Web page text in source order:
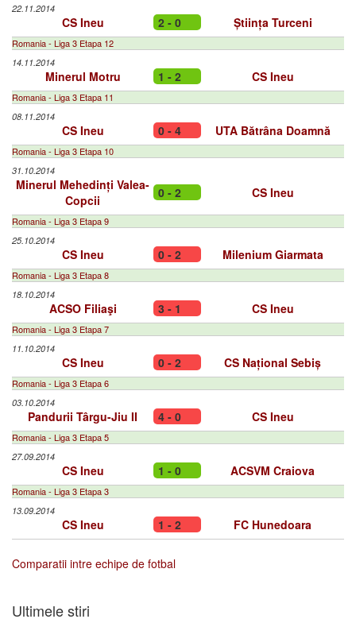
22.11.2014
CS Ineu 2 - 0 Știința Turceni
Romania - Liga 3 Etapa 12
14.11.2014
Minerul Motru 1 - 2 CS Ineu
Romania - Liga 3 Etapa 11
08.11.2014
CS Ineu 0 - 4 UTA Bătrâna Doamnă
Romania - Liga 3 Etapa 10
31.10.2014
Minerul Mehedinți Valea-
Copcii
0 - 2 CS Ineu
Romania - Liga 3 Etapa 9
25.10.2014
CS Ineu 0 - 2 Milenium Giarmata
Romania - Liga 3 Etapa 8
18.10.2014
ACSO Filiaşi 3 - 1 CS Ineu
Romania - Liga 3 Etapa 7
11.10.2014
CS Ineu 0 - 2 CS Național Sebiș
Romania - Liga 3 Etapa 6
03.10.2014
Pandurii Târgu-Jiu II 4 - 0 CS Ineu
Romania - Liga 3 Etapa 5
27.09.2014
CS Ineu 1 - 0 ACSVM Craiova
Romania - Liga 3 Etapa 3
13.09.2014
CS Ineu 1 - 2 FC Hunedoara
Comparatii intre echipe de fotbal
Ultimele stiri